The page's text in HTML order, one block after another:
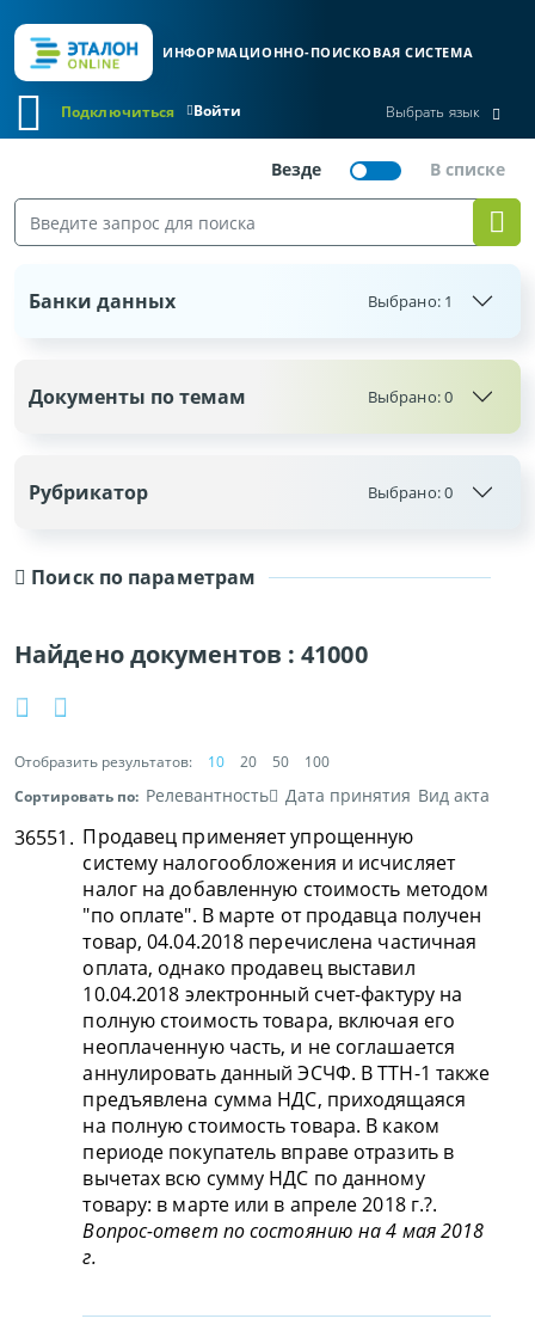
ИНФОРМАЦИОННО-ПОИСКОВАЯ СИСТЕМА
Войти
Подключиться Выбрать язык
Поиск по параметрам
Найдено документов :41000
Отобразить результатов: 10 20 50
100
Сортировать по: Релевантность Дата принятия Вид акта
36551. Продавец применяет упрощенную
систему налогообложения и исчисляет
налог на добавленную стоимость методом
"по оплате". В марте от продавца получен
товар, 04.04.2018 перечислена частичная
оплата, однако продавец выставил
10.04.2018 электронный счет-фактуру на
полную стоимость товара, включая его
неоплаченную часть, и не соглашается
аннулировать данный ЭСЧФ. В ТТН-1 также
предъявлена сумма НДС, приходящаяся
на полную стоимость товара. В каком
периоде покупатель вправе отразить в
вычетах всю сумму НДС по данному
товару: в марте или в апреле 2018 г.?.
Вопрос-ответ по состоянию на 4 мая 2018
г.
Банки данных Выбрано: 1
Документы по темам Выбрано:0
Рубрикатор Выбрано:0